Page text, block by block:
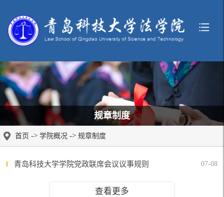
规章制度
首页 -> 学院概况 -> 规章制度
青岛科技大学学院党政联席会议议事规则 07-08
查看更多